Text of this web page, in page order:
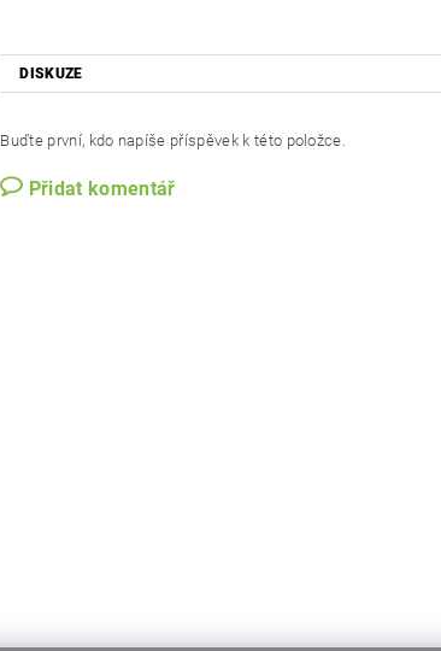
DISKUZE
Buďte první, kdo napíše příspěvek k této položce.
Přidat komentář